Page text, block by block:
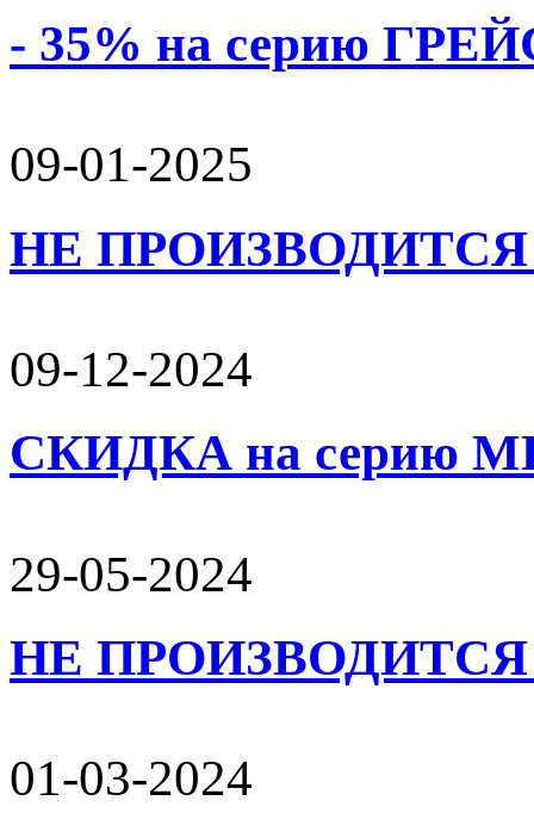
- 35% на серию
09-01-2025
НЕ
09-12-2024
СКИДКА на серию
29-05-2024
НЕ
01-03-2024